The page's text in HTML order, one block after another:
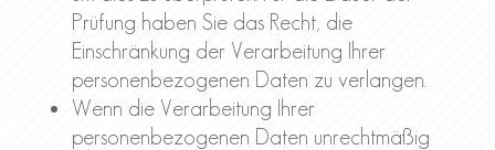
Prüfung haben Sie das Recht, die
Einschränkung der Verarbeitung Ihrer
personenbezogenen Daten zu verlangen.
Wenn die Verarbeitung Ihrer
personenbezogenen Daten unrechtmäßig